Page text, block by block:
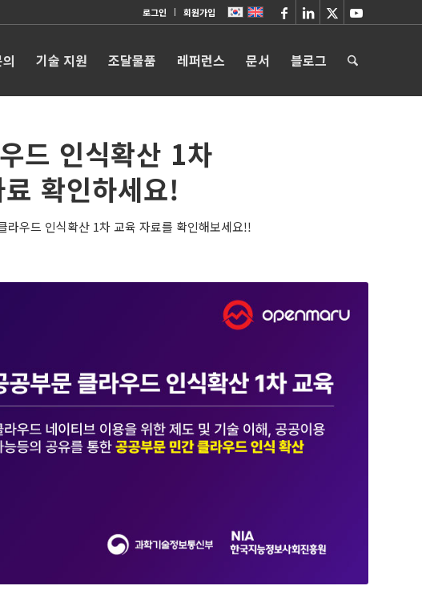
로그인 회원가입
기술 지원 조달물품 레퍼런스 문서 블로그
드 인식확산 1차
확인하세요!
우드 인식확산 1차 교육 자료를 확인해보세요!!